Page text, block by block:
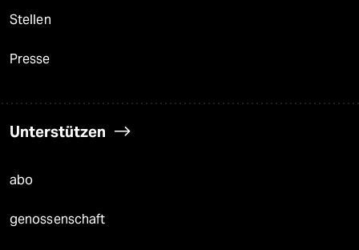
Stellen
Presse
Unterstützen
abo
genossenschaft